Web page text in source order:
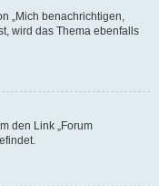
„Mich benachrichtigen,
wird das Thema ebenfalls
den Link „Forum